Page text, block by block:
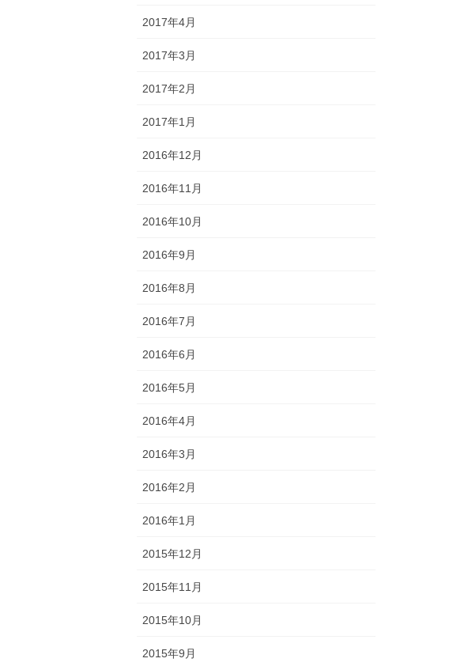
2017年4月
2017年3月
2017年2月
2017年1月
2016年12月
2016年11月
2016年10月
2016年9月
2016年8月
2016年7月
2016年6月
2016年5月
2016年4月
2016年3月
2016年2月
2016年1月
2015年12月
2015年11月
2015年10月
2015年9月